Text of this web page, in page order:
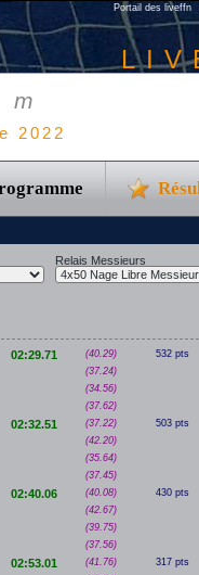
Portail des liveffn
2022
Relais Messieurs
02:29.71 (40.29) 532 pts
(37.24)
(34.56)
(37.62)
02:32.51 (37.22) 503 pts
(42.20)
(35.64)
(37.45)
02:40.06 (40.08) 430 pts
(42.67)
(39.75)
(37.56)
02:53.01 (41.76) 317 pts